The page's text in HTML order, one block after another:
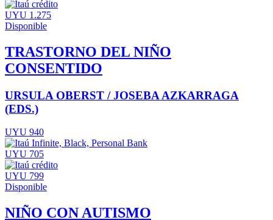
UYU 1.275
Disponible
TRASTORNO DEL NIÑO
CONSENTIDO
URSULA OBERST / JOSEBA AZKARRAGA
(EDS.)
UYU 940
UYU 705
UYU 799
Disponible
NIÑO CON AUTISMO